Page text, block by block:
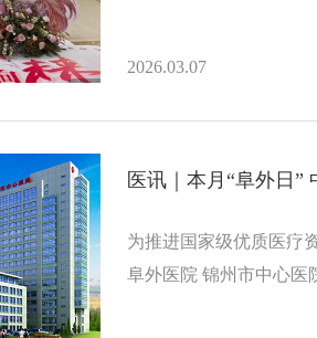
2026.03.07
医讯｜本月“阜外日
为推进国家级优质医疗
阜外医院 锦州市中心医